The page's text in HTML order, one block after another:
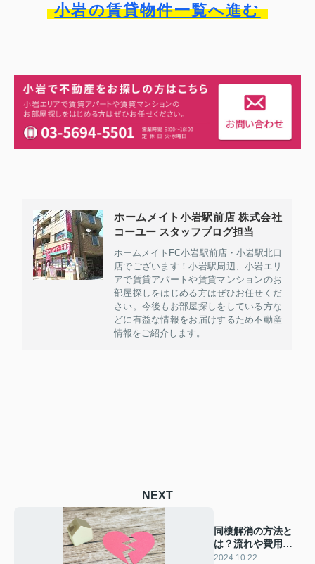
小岩の賃貸物件一覧へ進む
ホームメイト小岩駅前店 株式会社
コーユー スタッフブログ担当
ホームメイトFC小岩駅前店・小岩駅北口
店でございます！小岩駅周辺、小岩エリ
アで賃貸アパートや賃貸マンションのお
部屋探しをはじめる方はぜひお任せくだ
さい。今後もお部屋探しをしている方な
どに有益な情報をお届けするため不動産
情報をご紹介します。
NEXT
同棲解消の方法と
は？流れや費用な
どを解説
2024.10.22